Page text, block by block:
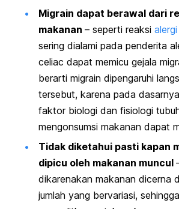
Migrain dapat berawal dari
makanan – seperti reaksi
sering dialami pada penderita
celiac dapat memicu gejala
berarti migrain dipengaruhi
tersebut, karena pada
faktor biologi dan fisiologi
mengonsumsi makanan dapat
Tidak diketahui pasti kapan
dipicu oleh makanan muncul
dikarenakan makanan dicerna
jumlah yang bervariasi,